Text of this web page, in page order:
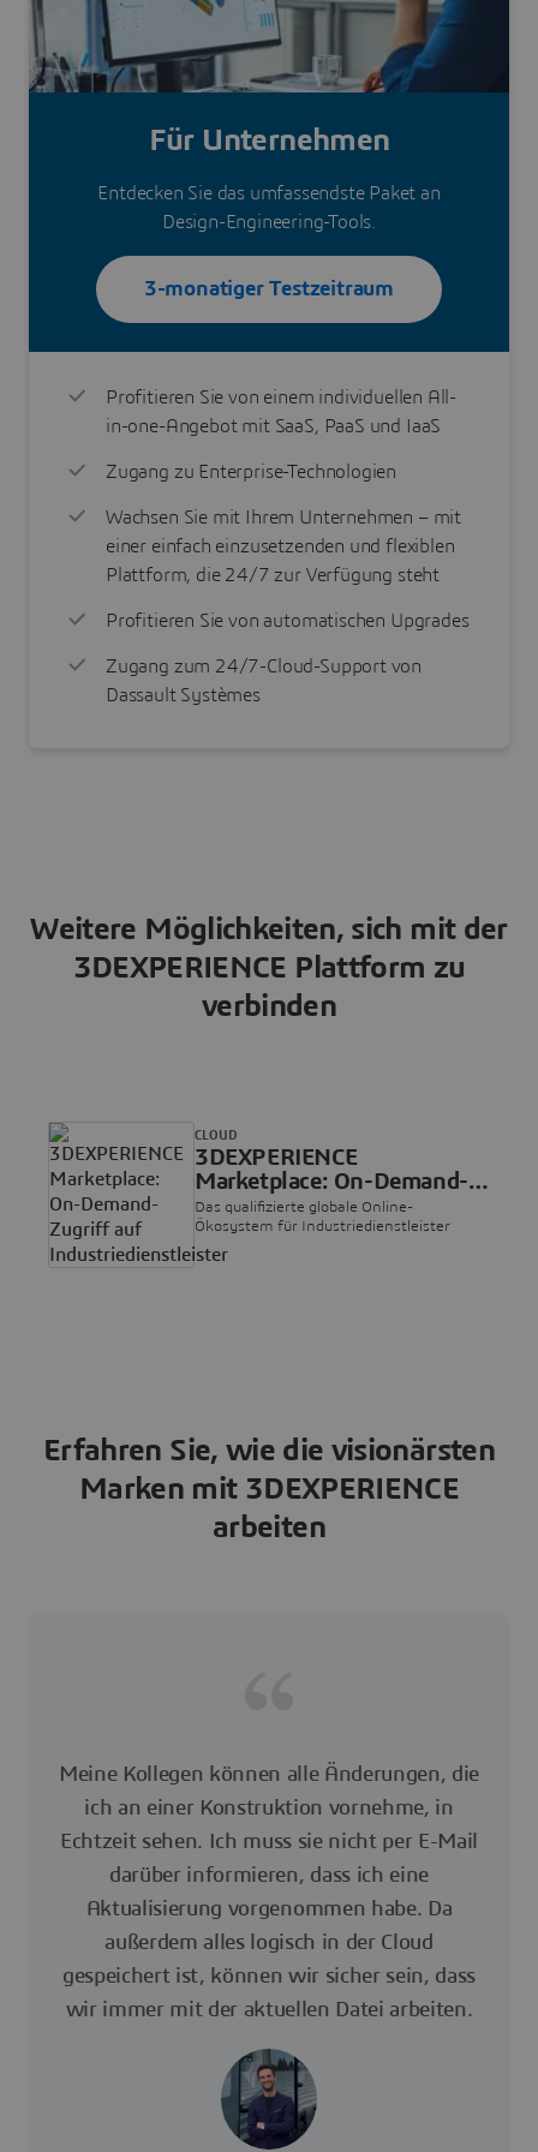
Für Unternehmen
Entdecken Sie das umfassendste Paket an
Design-Engineering-Tools.
3-monatiger Testzeitraum
Profitieren Sie von einem individuellen All-
in-one-Angebot mit SaaS, PaaS und IaaS
Zugang zu Enterprise-Technologien
Wachsen Sie mit Ihrem Unternehmen – mit
einer einfach einzusetzenden und flexiblen
Plattform, die 24/7 zur Verfügung steht
Profitieren Sie von automatischen Upgrades
Zugang zum 24/7-Cloud-Support von
Dassault Systèmes
Weitere Möglichkeiten, sich mit der
3DEXPERIENCE Plattform zu
verbinden
3DEXPERIENCE
Marketplace: On-Demand-
Zugriff auf
Industriedienstleister
Das qualifizierte globale Online-
Ökosystem für Industriedienstleister
CLOUD
Erfahren Sie, wie die visionärsten
Marken mit 3DEXPERIENCE
arbeiten
Meine Kollegen können alle Änderungen, die
ich an einer Konstruktion vornehme, in
Echtzeit sehen. Ich muss sie nicht per E-Mail
darüber informieren, dass ich eine
Aktualisierung vorgenommen habe. Da
außerdem alles logisch in der Cloud
gespeichert ist, können wir sicher sein, dass
wir immer mit der aktuellen Datei arbeiten.